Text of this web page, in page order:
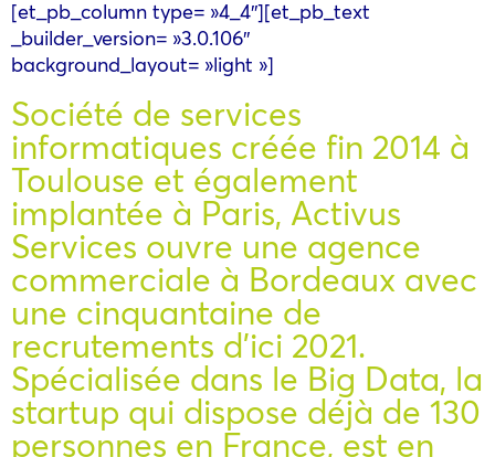
[et_pb_column type= »4_4″][et_pb_text
_builder_version= »3.0.106″
background_layout= »light »]
Société de services
informatiques créée fin 2014 à
Toulouse et également
implantée à Paris, Activus
Services ouvre une agence
commerciale à Bordeaux avec
une cinquantaine de
recrutements d’ici 2021.
Spécialisée dans le Big Data, la
startup qui dispose déjà de 130
personnes en France, est en